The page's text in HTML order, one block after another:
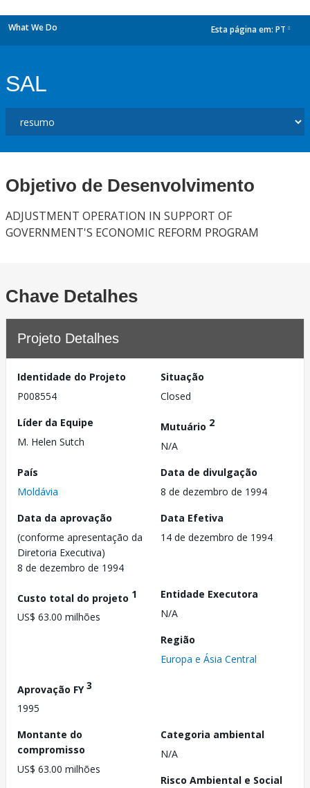
What We Do Esta página em: PT
SAL
Objetivo de Desenvolvimento
ADJUSTMENT OPERATION IN SUPPORT OF
GOVERNMENT'S ECONOMIC REFORM PROGRAM
Chave Detalhes
Projeto Detalhes
Identidade do Projeto
P008554
Situação
Closed
Líder da Equipe
M. Helen Sutch
Mutuário 2
N/A
País
Moldávia
Data de divulgação
8 de dezembro de 1994
Data da aprovação
(conforme apresentação da
Diretoria Executiva)
8 de dezembro de 1994
Data Efetiva
14 de dezembro de 1994
Custo total do projeto 1
US$ 63.00 milhões
Entidade Executora
N/A
Região
Europa e Ásia Central
Aprovação FY3
1995
Montante do
compromisso
US$ 63.00 milhões
Categoria ambiental
N/A
Risco Ambiental e Social